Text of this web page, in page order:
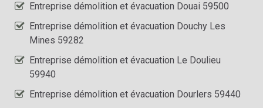
Entreprise démolition et évacuation Douai 59500
Entreprise démolition et évacuation Douchy Les
Mines 59282
Entreprise démolition et évacuation Le Doulieu
59940
Entreprise démolition et évacuation Dourlers 59440